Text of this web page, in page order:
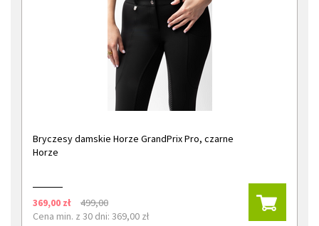
Bryczesy damskie Horze GrandPrix Pro, czarne
Horze
369,00 zł
499,00
Cena min. z 30 dni: 369,00 zł